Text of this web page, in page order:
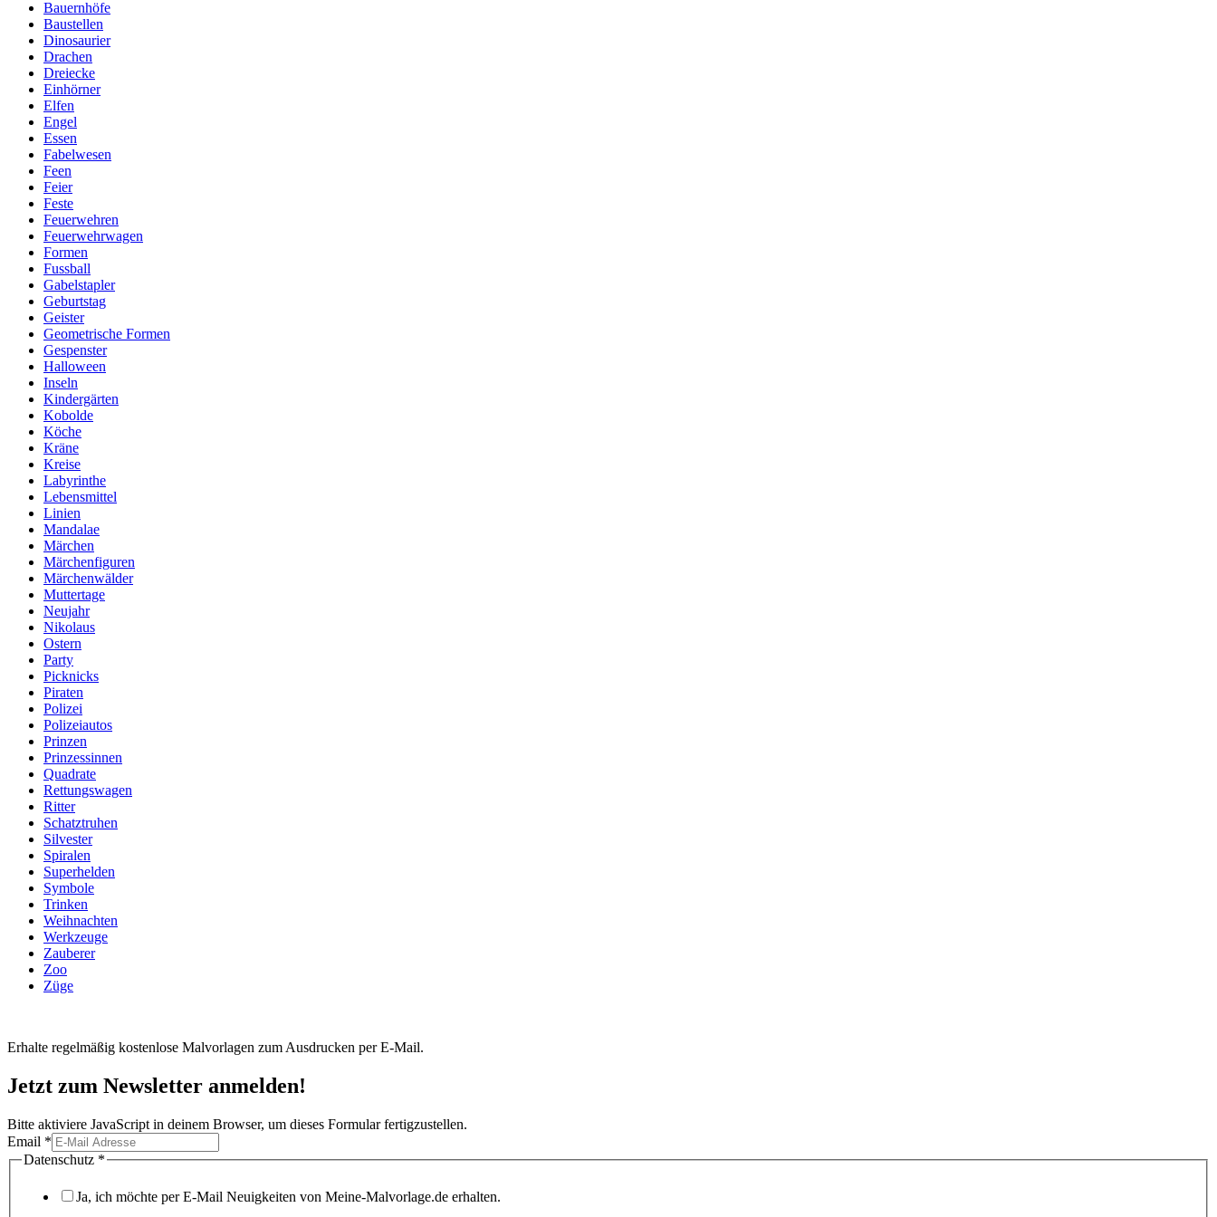
Bauernhöfe
Baustellen
Dinosaurier
Drachen
Dreiecke
Einhörner
Elfen
Engel
Essen
Fabelwesen
Feen
Feier
Feste
Feuerwehren
Feuerwehrwagen
Formen
Fussball
Gabelstapler
Geburtstag
Geister
Geometrische Formen
Gespenster
Halloween
Inseln
Kindergärten
Kobolde
Köche
Kräne
Kreise
Labyrinthe
Lebensmittel
Linien
Mandalae
Märchen
Märchenfiguren
Märchenwälder
Muttertage
Neujahr
Nikolaus
Ostern
Party
Picknicks
Piraten
Polizei
Polizeiautos
Prinzen
Prinzessinnen
Quadrate
Rettungswagen
Ritter
Schatztruhen
Silvester
Spiralen
Superhelden
Symbole
Trinken
Weihnachten
Werkzeuge
Zauberer
Zoo
Züge
Erhalte regelmäßig kostenlose Malvorlagen zum Ausdrucken per E-Mail.
Jetzt zum Newsletter anmelden!
Bitte aktiviere JavaScript in deinem Browser, um dieses Formular fertigzustellen.
Datenschutz
Email
Email *
Datenschutz *
Ja, ich möchte per E-Mail Neuigkeiten von Meine-Malvorlage.de erhalten.